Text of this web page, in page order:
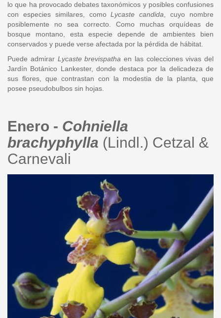
lo que ha provocado debates taxonómicos y posibles confusiones
con especies similares, comoLycaste candida , cuyo nombre
posiblemente no sea correcto. Como muchas orquídeas de
bosque montano, esta especie depende de ambientes bien
conservados y puede verse afectada por la pérdida de hábitat.
Puede admirar Lycaste brevispatha en las colecciones vivas del
Jardín Botánico Lankester, donde destaca por la delicadeza de
sus flores, que contrastan con la modestia de la planta, que
posee pseudobulbos sin hojas.
Enero - Cohniella
brachyphylla (Lindl.) Cetzal &
Carnevali